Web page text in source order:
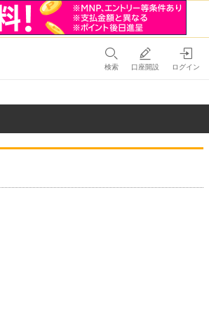
検索 口座開設 ログイン